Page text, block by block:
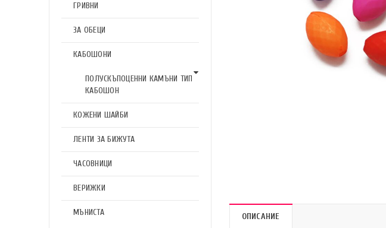
ГРИВНИ
ЗА ОБЕЦИ
КАБОШОНИ
ПОЛУСКЪПОЦЕННИ КАМЪНИ ТИП
КАБОШОН
КОЖЕНИ ШАЙБИ
ЛЕНТИ ЗА БИЖУТА
ЧАСОВНИЦИ
ВЕРИЖКИ
МЪНИСТА ОПИСАНИЕ